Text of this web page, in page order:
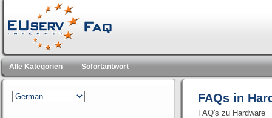
Alle Kategorien Sofortantwort
FAQs in
FAQ's zu Hardware